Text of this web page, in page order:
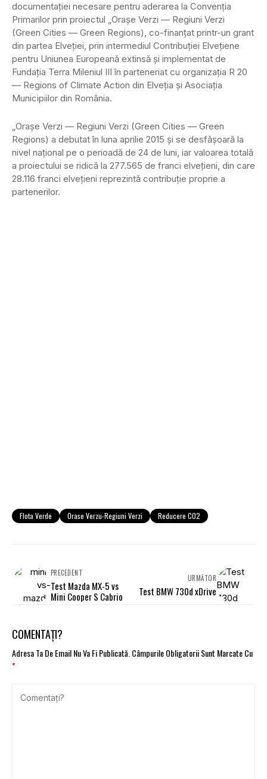
documentaţiei necesare pentru aderarea la Convenţia
Primarilor prin proiectul „Oraşe Verzi — Regiuni Verzi
(Green Cities — Green Regions), co-finanţat printr-un grant
din partea Elveţiei, prin intermediul Contribuţiei Elveţiene
pentru Uniunea Europeană extinsă şi implementat de
Fundaţia Terra Mileniul III în parteneriat cu organizaţia R 20
— Regions of Climate Action din Elveţia şi Asociaţia
Municipiilor din România.
„Oraşe Verzi — Regiuni Verzi (Green Cities — Green
Regions) a debutat în luna aprilie 2015 şi se desfăşoară la
nivel naţional pe o perioadă de 24 de luni, iar valoarea totală
a proiectului se ridică la 277.565 de franci elveţieni, din care
28.116 franci elveţieni reprezintă contribuţie proprie a
partenerilor.
Flota Verde Orase Verzu-Regiuni Verzi Reducere CO2
PRECEDENT
Test Mazda MX-5 vs
Mini Cooper S Cabrio
URMĂTOR
Test BMW 730d xDrive
COMENTAȚI?
Adresa Ta De Email Nu Va Fi Publicată.Câmpurile Obligatorii Sunt Marcate Cu
*